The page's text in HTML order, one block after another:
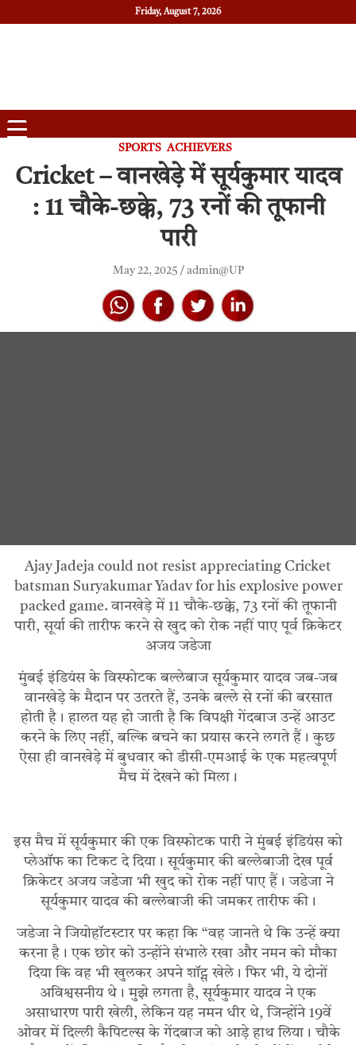
Friday, August 7, 2026
SPORTS ACHIEVERS
Cricket – वानखेड़े में सूर्यकुमार यादव
: 11 चौके-छक्के, 73 रनों की तूफानी
पारी
May 22, 2025 admin@UP
Ajay Jadeja could not resist appreciating Cricket
batsman Suryakumar Yadav for his explosive power
packed game. वानखेड़े में 11 चौके-छक्के, 73 रनों की तूफानी
पारी, सूर्या की तारीफ करने से खुद को रोक नहीं पाए पूर्व क्रिकेटर
अजय जडेजा
मुंबई इंडियंस के विस्फोटक बल्लेबाज सूर्यकुमार यादव जब-जब
वानखेड़े के मैदान पर उतरते हैं, उनके बल्ले से रनों की बरसात
होती है। हालत यह हो जाती है कि विपक्षी गेंदबाज उन्हें आउट
करने के लिए नहीं, बल्कि बचने का प्रयास करने लगते हैं। कुछ
ऐसा ही वानखेड़े में बुधवार को डीसी-एमआई के एक महत्वपूर्ण
मैच में देखने को मिला।
इस मैच में सूर्यकुमार की एक विस्फोटक पारी ने मुंबई इंडियंस को
प्लेऑफ का टिकट दे दिया। सूर्यकुमार की बल्लेबाजी देख पूर्व
क्रिकेटर अजय जडेजा भी खुद को रोक नहीं पाए हैं। जडेजा ने
सूर्यकुमार यादव की बल्लेबाजी की जमकर तारीफ की।
जडेजा ने जियोहॉटस्टार पर कहा कि “वह जानते थे कि उन्हें क्या
करना है। एक छोर को उन्होंने संभाले रखा और नमन को मौका
दिया कि वह भी खुलकर अपने शॉट्स खेले। फिर भी, ये दोनों
अविश्वसनीय थे। मुझे लगता है, सूर्यकुमार यादव ने एक
असाधारण पारी खेली, लेकिन यह नमन धीर थे, जिन्होंने 19वें
ओवर में दिल्ली कैपिटल्स के गेंदबाज को आड़े हाथ लिया। चौके